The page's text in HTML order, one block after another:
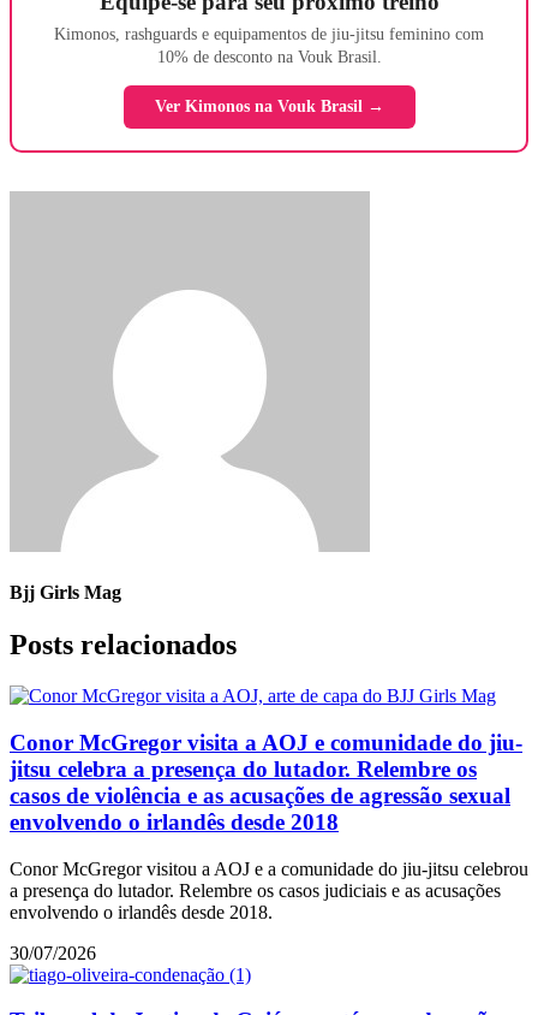
Kimonos, rashguards e equipamentos de jiu-jitsu feminino com
10% de desconto na Vouk Brasil.
Ver Kimonos na Vouk Brasil →
Bjj Girls Mag
Posts relacionados
Conor McGregor visita a AOJ e comunidade do jiu-
jitsu celebra a presença do lutador. Relembre os
casos de violência e as acusações de agressão sexual
envolvendo o irlandês desde 2018
Conor McGregor visitou a AOJ e a comunidade do jiu-jitsu celebrou
a presença do lutador. Relembre os casos judiciais e as acusações
envolvendo o irlandês desde 2018.
30/07/2026